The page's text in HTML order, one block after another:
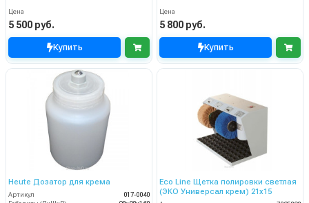
Цена
5 500 руб.
Купить
Цена
5 800 руб.
Купить
Heute Дозатор для крема
Артикул
017-0040
Eco Line Щетка полировки светлая
(ЭКО Универсал крем) 21х15